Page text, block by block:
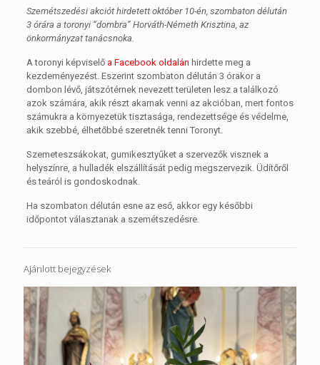
Szemétszedési akciót hirdetett október 10-én, szombaton délután
3 órára a toronyi “dombra” Horváth-Németh Krisztina, az
önkormányzat tanácsnoka.
A toronyi képviselő a Facebook oldalán hirdette meg a
kezdeményezést. Eszerint szombaton délután 3 órakor a
dombon lévő, játszótérnek nevezett területen lesz a találkozó
azok számára, akik részt akarnak venni az akcióban, mert fontos
számukra a környezetük tisztasága, rendezettsége és védelme,
akik szebbé, élhetőbbé szeretnék tenni Toronyt.
Szemeteszsákokat, gumikesztyűket a szervezők visznek a
helyszínre, a hulladék elszállítását pedig megszervezik. Üdítőről
és teáról is gondoskodnak.
Ha szombaton délután esne az eső, akkor egy későbbi
időpontot választanak a szemétszedésre.
Ajánlott bejegyzések